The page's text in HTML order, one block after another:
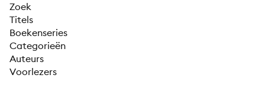
Zoek
Titels
Boekenseries
Categorieën
Auteurs
Voorlezers